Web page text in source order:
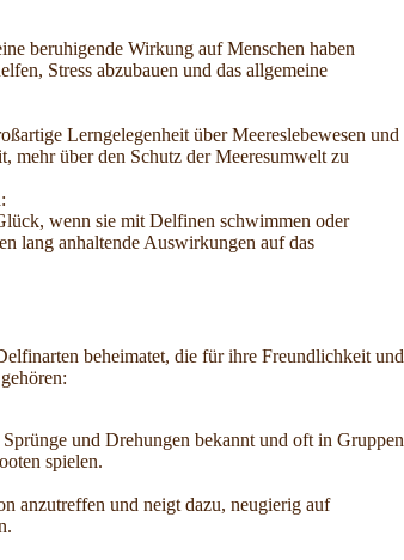
beruhigende Wirkung auf Menschen haben
Stress abzubauen und das allgemeine
Lerngelegenheit über Meereslebewesen und
mehr über den Schutz der Meeresumwelt zu
:
wenn sie mit Delfinen schwimmen oder
lang anhaltende Auswirkungen auf das
beheimatet, die für ihre Freundlichkeit und
und Drehungen bekannt und oft in Gruppen
spielen.
anzutreffen und neigt dazu, neugierig auf